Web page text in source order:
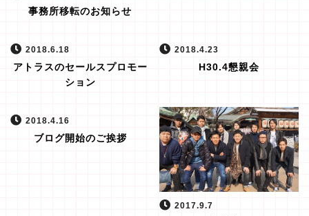
事務所移転のお知らせ
2018.6.18
アトラスのセールスプロモー
ション
2018.4.23
H30.4懇親会
2018.4.16
ブログ開始のご挨拶
2017.9.7